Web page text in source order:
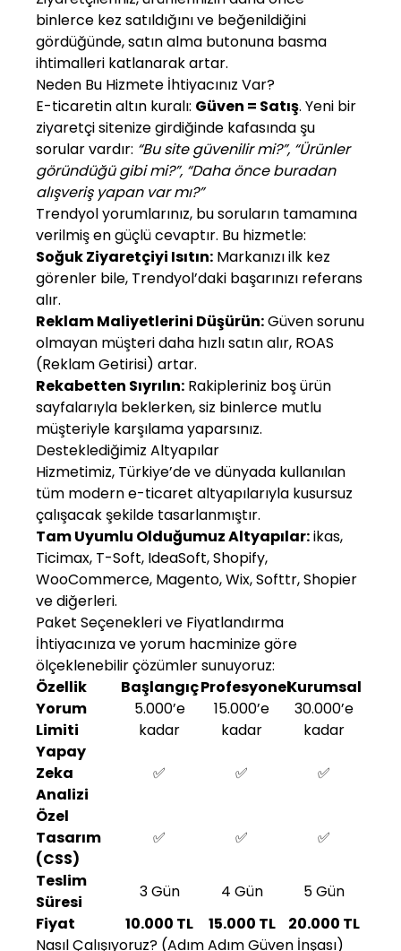
binlerce kez satıldığını ve beğenildiğini
gördüğünde, satın alma butonuna basma
ihtimalleri katlanarak artar.
Neden Bu Hizmete İhtiyacınız Var?
E-ticaretin altın kuralı: Güven = Satış. Yeni bir
ziyaretçi sitenize girdiğinde kafasında şu
sorular vardır: “Bu site güvenilir mi?”, “Ürünler
göründüğü gibi mi?”, “Daha önce buradan
alışveriş yapan var mı?”
Trendyol yorumlarınız, bu soruların tamamına
verilmiş en güçlü cevaptır. Bu hizmetle:
Soğuk Ziyaretçiyi Isıtın: Markanızı ilk kez
görenler bile, Trendyol’daki başarınızı referans
alır.
Reklam Maliyetlerini Düşürün:Güven sorunu
olmayan müşteri daha hızlı satın alır, ROAS
(Reklam Getirisi) artar.
Rekabetten Sıyrılın: Rakipleriniz boş ürün
sayfalarıyla beklerken, siz binlerce mutlu
müşteriyle karşılama yaparsınız.
Desteklediğimiz Altyapılar
Hizmetimiz, Türkiye’de ve dünyada kullanılan
tüm modern e-ticaret altyapılarıyla kusursuz
çalışacak şekilde tasarlanmıştır.
Tam Uyumlu Olduğumuz Altyapılar:ikas,
Ticimax, T-Soft, IdeaSoft, Shopify,
WooCommerce, Magento, Wix, Softtr, Shopier
ve diğerleri.
Paket Seçenekleri ve Fiyatlandırma
İhtiyacınıza ve yorum hacminize göre
ölçeklenebilir çözümler sunuyoruz:
Özellik
BaşlangıçProfesyonelKurumsal
Yorum
Limiti
5.000’e
kadar
15.000’e
kadar
30.000’e
kadar
Yapay
Zeka
Analizi
✅ ✅ ✅
Özel
Tasarım
(CSS)
✅ ✅ ✅
Teslim
Süresi
3 Gün 4 Gün
5 Gün
Fiyat
10.000 TL 15.000 TL
20.000 TL
Nasıl Çalışıyoruz? (Adım Adım Güven İnşası)